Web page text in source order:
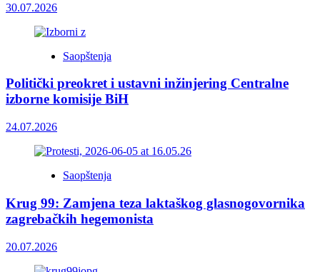
30.07.2026
Saopštenja
Politički preokret i ustavni inžinjering Centralne
izborne komisije BiH
24.07.2026
Saopštenja
Krug 99: Zamjena teza laktaškog glasnogovornika
zagrebačkih hegemonista
20.07.2026